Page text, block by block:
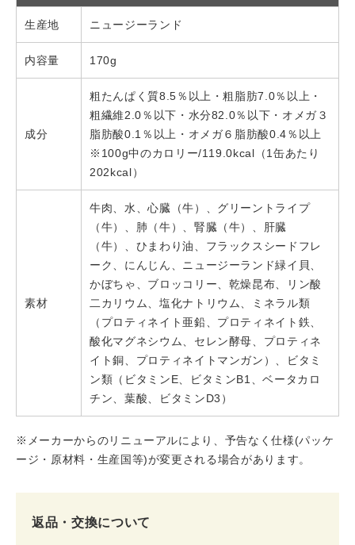
生産地 ニュージーランド
内容量 170g
成分
粗たんぱく質8.5％以上・粗脂肪7.0％以上・
粗繊維2.0％以下・水分82.0％以下・オメガ３
脂肪酸0.1％以上・オメガ６脂肪酸0.4％以上
※100g中のカロリー/119.0kcal（1缶あたり
202kcal）
素材
牛肉、水、心臓（牛）、グリーントライプ
（牛）、肺（牛）、腎臓（牛）、肝臓
（牛）、ひまわり油、フラックスシードフレ
ーク、にんじん、ニュージーランド緑イ貝、
かぼちゃ、ブロッコリー、乾燥昆布、リン酸
二カリウム、塩化ナトリウム、ミネラル類
（プロティネイト亜鉛、プロティネイト鉄、
酸化マグネシウム、セレン酵母、プロティネ
イト銅、プロティネイトマンガン）、ビタミ
ン類（ビタミンE、ビタミンB1、ベータカロ
チン、葉酸、ビタミンD3）
※メーカーからのリニューアルにより、予告なく仕様(パッケ
ージ・原材料・生産国等)が変更される場合があります。
返品・交換について